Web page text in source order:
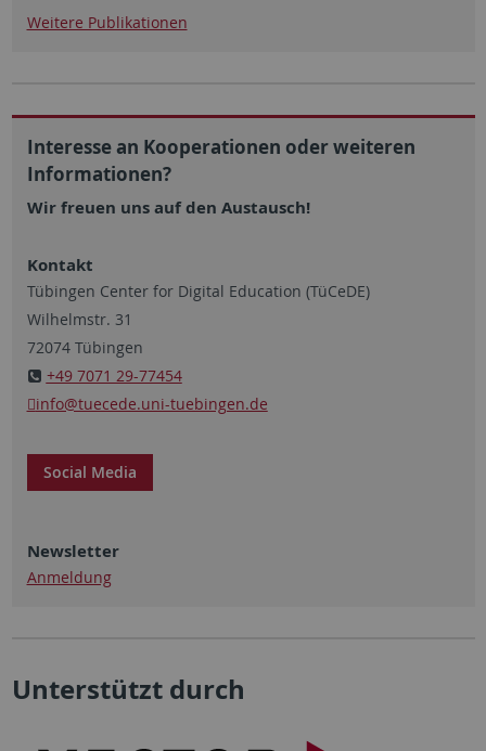
Weitere Publikationen
Interesse an Kooperationen oder weiteren
Informationen?
Wir freuen uns auf den Austausch!
Kontakt
Tübingen Center for Digital Education (TüCeDE)
Wilhelmstr. 31
72074 Tübingen
+49 7071 29-77454
info@tuecede.uni-tuebingen.de
Social Media
Newsletter
Anmeldung
Unterstützt durch